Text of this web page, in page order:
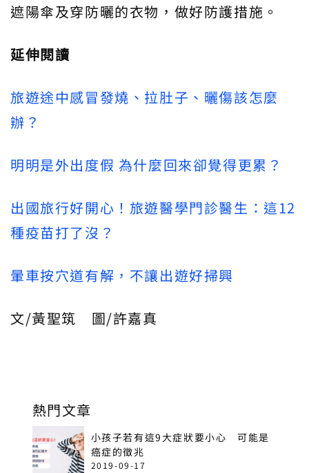
遮陽傘及穿防曬的衣物，做好防護措施。
延伸閱讀
旅遊途中感冒發燒、拉肚子、曬傷該怎麼
辦？
明明是外出度假 為什麼回來卻覺得更累？
出國旅行好開心！旅遊醫學門診醫生：這12
種疫苗打了沒？
暈車按穴道有解，不讓出遊好掃興
文/黃聖筑 圖/許嘉真
熱門文章
小孩子若有這9大症狀要小心 可能是
癌症的徵兆
2019-09-17